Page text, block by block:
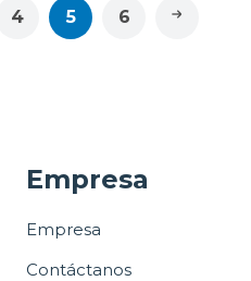
4 5 6
Empresa
Empresa
Contáctanos